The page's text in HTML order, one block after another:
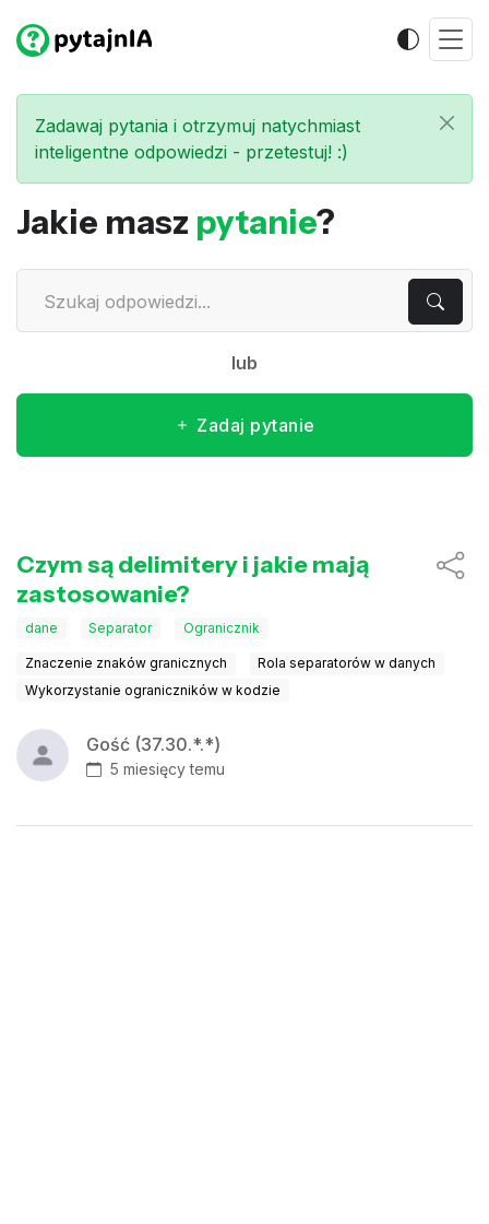
Zadawaj pytania i otrzymuj natychmiast
inteligentne odpowiedzi - przetestuj! :)
Jakie masz pytanie?
lub
Zadaj pytanie
Czym są delimitery i jakie mają
zastosowanie?
dane Separator Ogranicznik
Znaczenie znaków granicznych
Rola separatorów w danych
Wykorzystanie ograniczników w kodzie
Gość (37.30.*.*)
5 miesięcy temu